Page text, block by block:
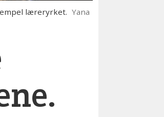
læreryrket. Yana